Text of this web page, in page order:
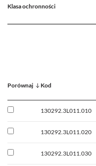
Klasa ochronności
Porównaj Kod
130292.3L011.010
130292.3L011.020
130292.3L011.030